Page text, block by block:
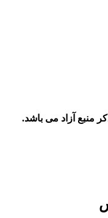
منبع آزاد می باشد.